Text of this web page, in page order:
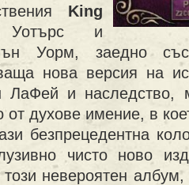
King
и
Уорм, заедно
нова версия на
ЛаФей и наследство,
от духове имение, в
безпрецедентна
чисто ново
невероятен